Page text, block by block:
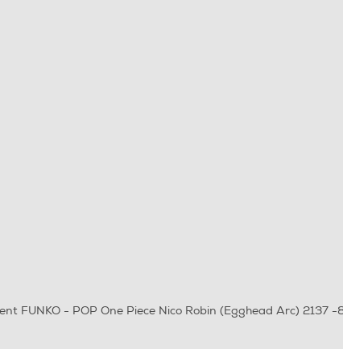
FUNKO - POP One Piece Nico Robin (Egghead Arc) 2137